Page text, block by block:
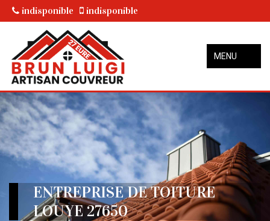
indisponible indisponible
MENU
ENTREPRISE DE TOITURE
LOUYE 27650